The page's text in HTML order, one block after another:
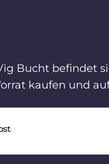
Bucht befindet
kaufen und